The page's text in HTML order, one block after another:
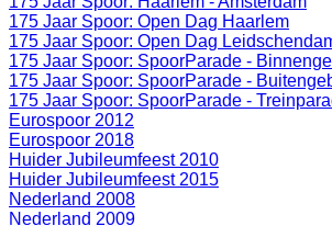
175 Jaar Spoor: Open Dag Haarlem
175 Jaar Spoor: Open Dag
175 Jaar Spoor: SpoorParade -
175 Jaar Spoor: SpoorParade -
175 Jaar Spoor: SpoorParade -
Eurospoor 2012
Eurospoor 2018
Huider Jubileumfeest 2010
Huider Jubileumfeest 2015
Nederland 2008
Nederland 2009